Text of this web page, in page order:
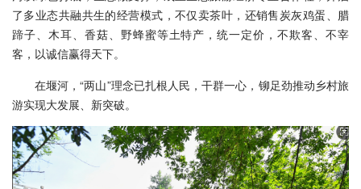
了多业态共融共生的经营模式，不仅卖茶叶，还销售炭灰鸡蛋、腊
蹄子、木耳、香菇、野蜂蜜等土特产，统一定价，不欺客、不宰
客，以诚信赢得天下。
在堰河，“两山”理念已扎根人民，干群一心，铆足劲推动乡村旅
游实现大发展、新突破。